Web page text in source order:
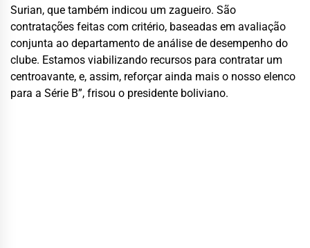
Surian, que também indicou um zagueiro. São
contratações feitas com critério, baseadas em avaliação
conjunta ao departamento de análise de desempenho do
clube. Estamos viabilizando recursos para contratar um
centroavante, e, assim, reforçar ainda mais o nosso elenco
para a Série B”, frisou o presidente boliviano.